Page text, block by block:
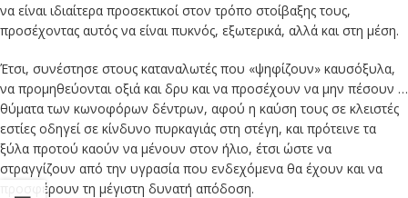
να είναι ιδιαίτερα προσεκτικοί στον τρόπο στοίβαξης τους,
προσέχοντας αυτός να είναι πυκνός, εξωτερικά, αλλά και στη μέση.
Έτσι, συνέστησε στους καταναλωτές που «ψηφίζουν» καυσόξυλα,
να προμηθεύονται οξιά και δρυ και να προσέχουν να μην πέσουν …
θύματα των κωνοφόρων δέντρων, αφού η καύση τους σε κλειστές
εστίες οδηγεί σε κίνδυνο πυρκαγιάς στη στέγη, και πρότεινε τα
ξύλα προτού καούν να μένουν στον ήλιο, έτσι ώστε να
στραγγίζουν από την υγρασία που ενδεχόμενα θα έχουν και να
προσφέρουν τη μέγιστη δυνατή απόδοση.